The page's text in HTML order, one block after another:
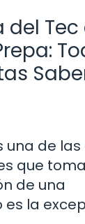
Tec
una de
que
de una
la